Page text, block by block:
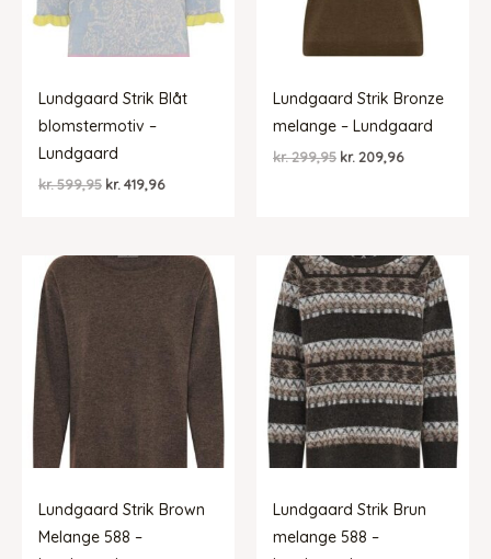
Lundgaard Strik Blåt
blomstermotiv –
Lundgaard
kr.599,95 Den
kr. 599,95.
kr.419,96Den
kr. 419,96.
Lundgaard Strik Bronze
melange – Lundgaard
kr.299,95 Den
kr.209,96Den
Lundgaard Strik Brown
Melange 588 –
Lundgaard Strik Brun
melange 588 –